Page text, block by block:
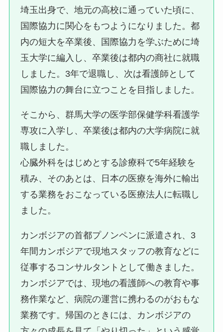
埼玉出身で、地元の高校に通っていた頃に、
国際協力に関心をもつようになりました。都
内の短大を卒業後、国際協力を学ぶために埼
玉大学に編入し、卒業後は都内の商社に就職
しました。3年で退職し、次は看護師として
国際協力の舞台に立つことを目指しました。
そこから、群馬大学の医学部保健学科看護学
専攻に入学し、卒業後は都内の大学病院に就
職しました。
心臓外科をはじめとする診療科で5年経験を
積み、そのあとは、日本の医療を海外に輸出
する業務をおこなっている医療法人に転職し
ました。
カンボジアの首都プノンペンに派遣され、3
年間カンボジアで現地スタッフの教育などに
従事するコンサルタントとして働きました。
カンボジアでは、現地の看護師への教育や事
務作業など、病院の運営に携わるのがおもな
業務です。帰国のときには、カンボジアの